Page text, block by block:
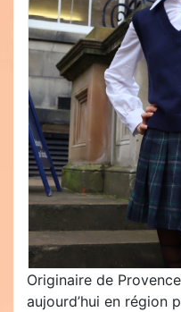
Originaire de
aujourd’hui en région